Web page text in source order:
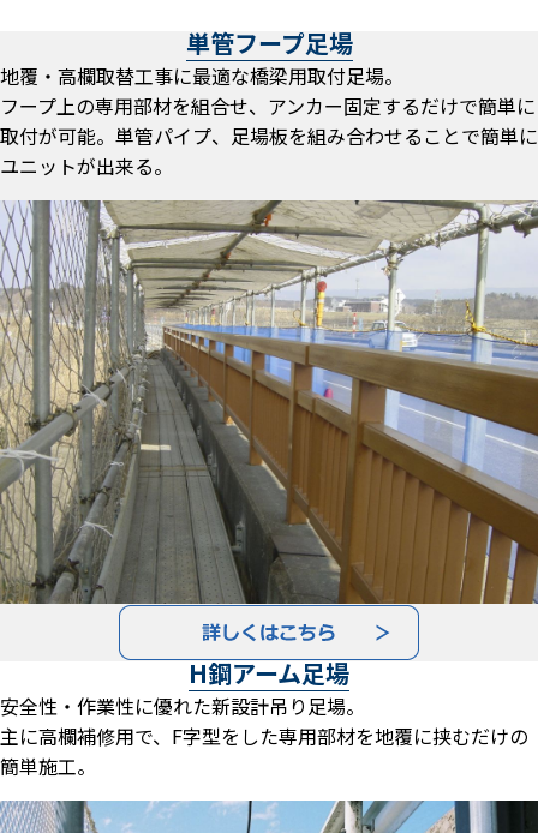
単管フープ足場
地覆・高欄取替工事に最適な橋梁用取付足場。
フープ上の専用部材を組合せ、アンカー固定するだけで簡単に
取付が可能。単管パイプ、足場板を組み合わせることで簡単に
ユニットが出来る。
H鋼アーム足場
安全性・作業性に優れた新設計吊り足場。
主に高欄補修用で、F字型をした専用部材を地覆に挟むだけの
簡単施工。